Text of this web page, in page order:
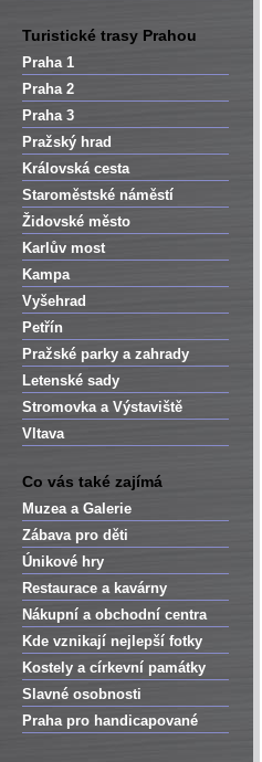
Turistické trasy Prahou
Praha 1
Praha 2
Praha 3
Pražský hrad
Královská cesta
Staroměstské náměstí
Židovské město
Karlův most
Kampa
Vyšehrad
Petřín
Pražské parky a zahrady
Letenské sady
Stromovka a Výstaviště
Vltava
Co vás také zajímá
Muzea a Galerie
Zábava pro děti
Únikové hry
Restaurace a kavárny
Nákupní a obchodní centra
Kde vznikají nejlepší fotky
Kostely a církevní památky
Slavné osobnosti
Praha pro handicapované